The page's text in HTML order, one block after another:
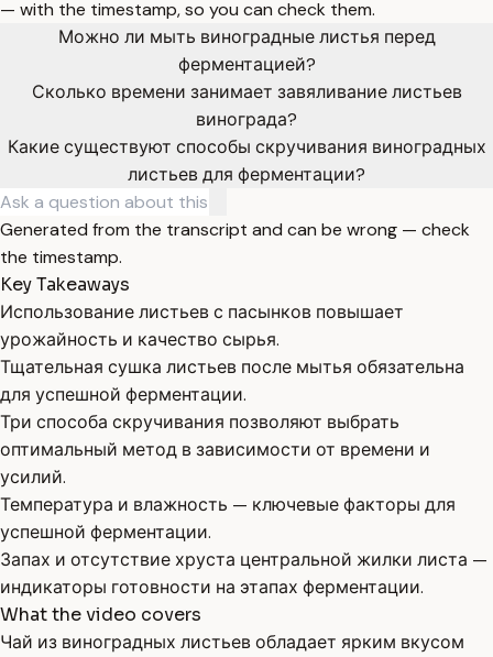
— with the timestamp, so you can check them.
Можно ли мыть виноградные листья перед
ферментацией?
Сколько времени занимает завяливание листьев
винограда?
Какие существуют способы скручивания виноградных
листьев для ферментации?
Generated from the transcript and can be wrong — check
the timestamp.
Key Takeaways
Использование листьев с пасынков повышает
урожайность и качество сырья.
Тщательная сушка листьев после мытья обязательна
для успешной ферментации.
Три способа скручивания позволяют выбрать
оптимальный метод в зависимости от времени и
усилий.
Температура и влажность — ключевые факторы для
успешной ферментации.
Запах и отсутствие хруста центральной жилки листа —
индикаторы готовности на этапах ферментации.
What the video covers
Чай из виноградных листьев обладает ярким вкусом